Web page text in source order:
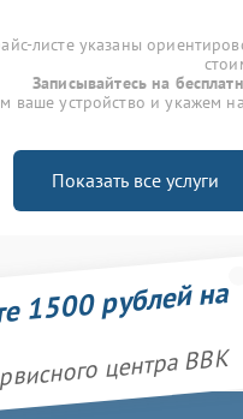
листе указаны
Записывайтесь на
ваше устройство и укажем
Показать все услуги
1500 рублей на
центра BBK